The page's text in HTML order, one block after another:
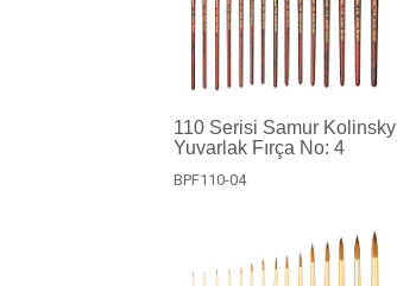
110 Serisi Samur Kolinsky
Yuvarlak Fırça No: 4
BPF110-04